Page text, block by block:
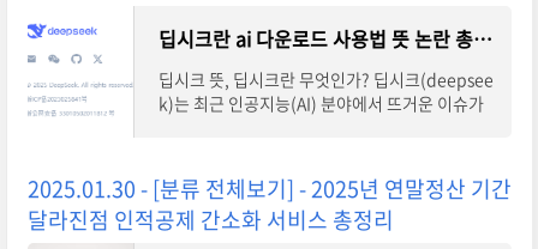
딥시크란 ai 다운로드 사용법 뜻 논란 총정리
딥시크 뜻, 딥시크란 무엇인가? 딥시크(deepsee
k)는 최근 인공지능(AI) 분야에서 뜨거운 이슈가
이
2025.01.30 - [분류 전체보기] - 2025년 연말정산 기간
달라진점 인적공제 간소화 서비스 총정리